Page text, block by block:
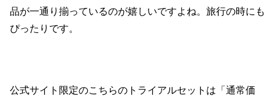
品が一通り揃っているのが嬉しいですよね。旅行の時にも
ぴったりです。
公式サイト限定のこちらのトライアルセットは「通常価